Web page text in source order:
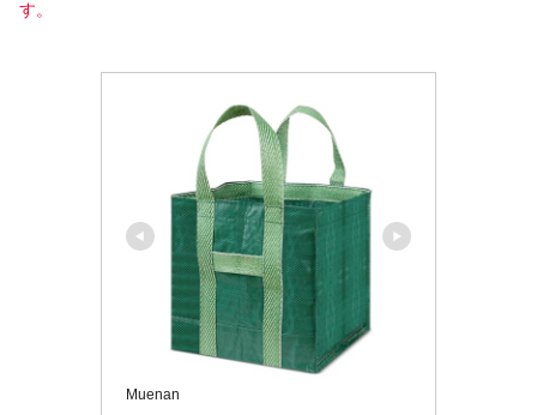
す。
Muenan